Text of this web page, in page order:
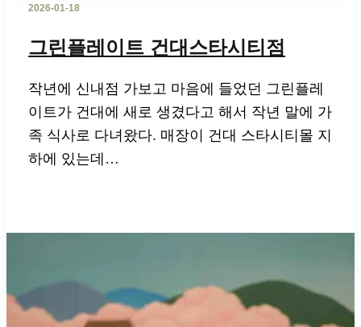
2026-01-18
그린플레이트 건대스타시티점
작년에 신내점 가보고 마음에 들었던 그린플레
이트가 건대에 새로 생겼다고 해서 작년 말에 가
족 식사로 다녀왔다. 매장이 건대 스타시티몰 지
하에 있는데…